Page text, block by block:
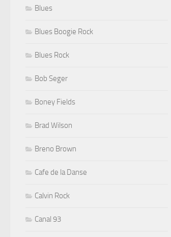
Blues
Blues Boogie Rock
Blues Rock
Bob Seger
Boney Fields
Brad Wilson
Breno Brown
Cafe de la Danse
Calvin Rock
Canal 93